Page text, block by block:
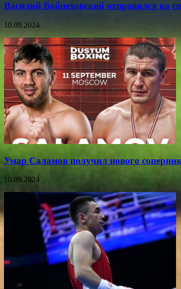
Василий Войцеховский отправился на
10.09.2024
Умар Саламов получил нового
10.09.2024